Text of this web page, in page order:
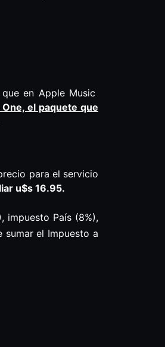
en Apple Music
el paquete que
para el servicio
u$s 16.95.
impuesto País (8%),
sumar el Impuesto a